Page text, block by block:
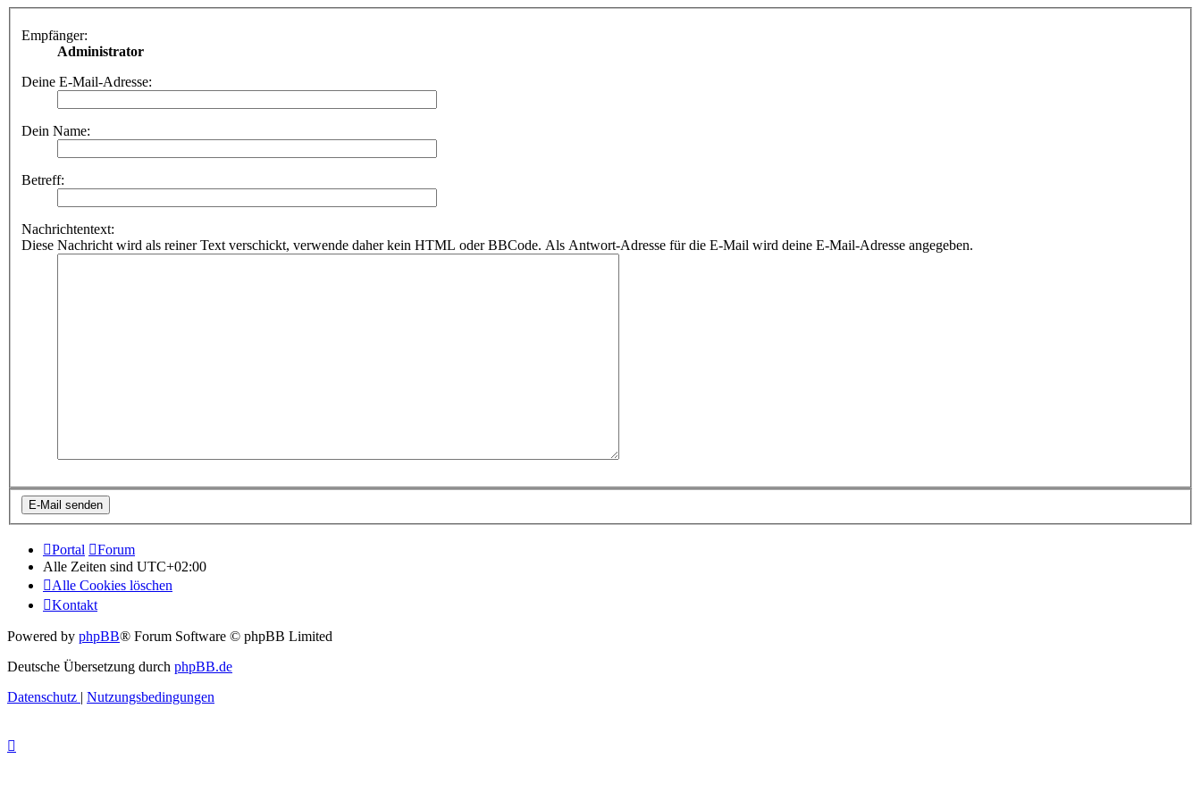
Empfänger:
Administrator
Deine E-Mail-Adresse:
Dein Name:
Betreff:
Nachrichtentext:
Diese Nachricht wird als reiner Text verschickt, verwende daher kein HTML oder BBCode. Als Antwort-Adresse für die E-Mail wird deine E-Mail-Adresse angegeben.
Portal
Forum
Alle Zeiten sind UTC+02:00
Alle Cookies löschen
Kontakt
Powered by phpBB® Forum Software © phpBB Limited
Deutsche Übersetzung durch phpBB.de
Datenschutz | Nutzungsbedingungen